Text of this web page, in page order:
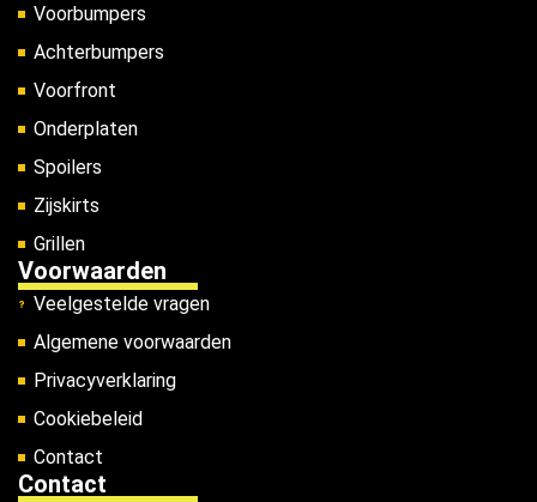
Voorbumpers
Achterbumpers
Voorfront
Onderplaten
Spoilers
Zijskirts
Grillen
Voorwaarden
Veelgestelde vragen
Algemene voorwaarden
Privacyverklaring
Cookiebeleid
Contact
Contact